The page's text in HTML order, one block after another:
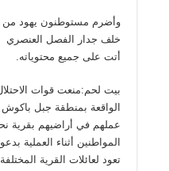
وأضرم مستوطنون يهود من
خلف جدار الفصل العنصري
أتت على جميع محتوياته.
الواقعة بمنطقة جبل باكوش
عملهم في أراضيهم بقرية
المواطنين أثناء العملية
تعود لعائلات القرية